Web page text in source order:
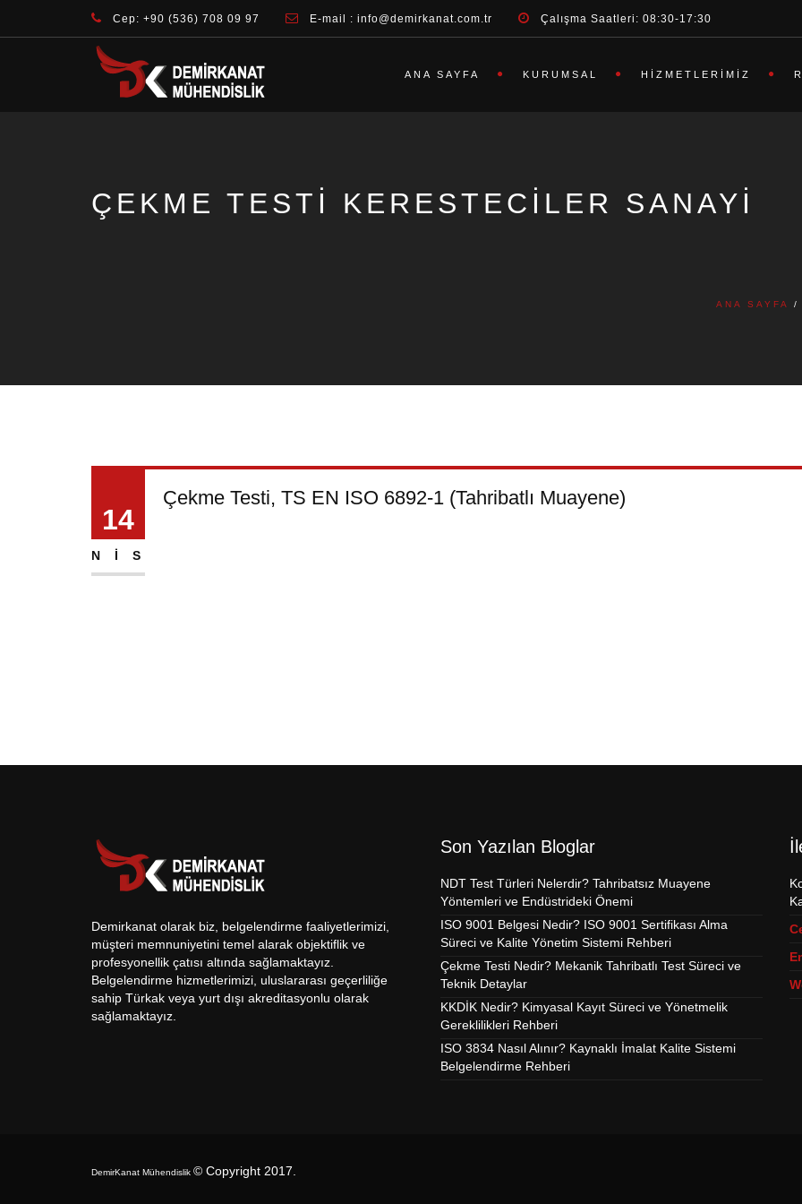
Cep: +90 (536) 708 09 97 E-mail : info@demirkanat.com.tr Çalışma Saatleri: 08:30-17:30
ANA SAYFA KURUMSAL HIZMETLERIMIZ
ÇEKME TESTI KERESTECILER SANAYI
ANA SAYFA
14
NIS
Çekme Testi, TS EN ISO 6892-1 (Tahribatlı Muayene)
Demirkanat olarak biz, belgelendirme faaliyetlerimizi,
müşteri memnuniyetini temel alarak objektiflik ve
profesyonellik çatısı altında sağlamaktayız.
Belgelendirme hizmetlerimizi, uluslararası geçerliliğe
sahip Türkak veya yurt dışı akreditasyonlu olarak
sağlamaktayız.
Son Yazılan Bloglar
NDT Test Türleri Nelerdir? Tahribatsız Muayene
Yöntemleri ve Endüstrideki Önemi
ISO 9001 Belgesi Nedir? ISO 9001 Sertifikası Alma
Süreci ve Kalite Yönetim Sistemi Rehberi
Çekme Testi Nedir? Mekanik Tahribatlı Test Süreci ve
Teknik Detaylar
KKDİK Nedir? Kimyasal Kayıt Süreci ve Yönetmelik
Gereklilikleri Rehberi
ISO 3834 Nasıl Alınır? Kaynaklı İmalat Kalite Sistemi
Belgelendirme Rehberi
DemirKanat Mühendislik © Copyright 2017